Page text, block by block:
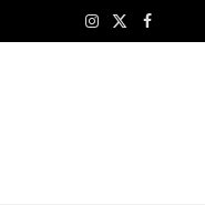
فيسبوك
X
الانستغرام